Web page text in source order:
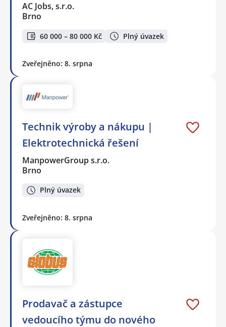
AC Jobs, s.r.o.
Brno
60 000 – 80 000 Kč Plný úvazek
Zveřejněno: 8. srpna
Technik výroby a nákupu |
Elektrotechnická řešení
ManpowerGroup s.r.o.
Brno
Plný úvazek
Zveřejněno: 8. srpna
Prodavač a zástupce
vedoucího týmu do nového